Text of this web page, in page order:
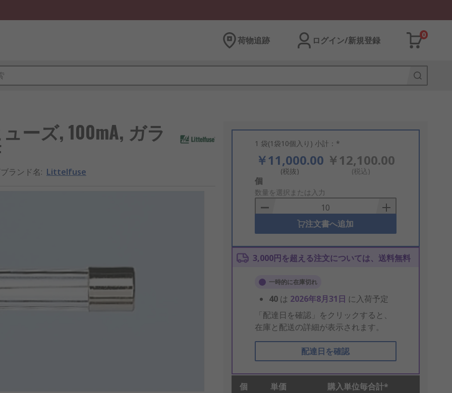
荷物追跡 ログイン/新規登録
0
ーズ, 100mA, ガラ
ランド名: Littelfuse
1 袋(1袋10個入り) 小計：*
￥11,000.00
(税抜)
￥12,100.00
(税込)
Add
to
Basket
個
数量を選択または入力
注文書へ追加
3,000円を超える注文については、送料無料
一時的に在庫切れ
40 は 2026年8月31日 に入荷予定
「配達日を確認」をクリックすると、
在庫と配送の詳細が表示されます。
配達日を確認
個 単価 購入単位毎合計*